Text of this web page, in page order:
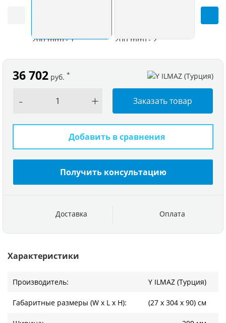
Характеристики
Производитель: Y ILMAZ (Турция)
Габаритные размеры (W x L x H): (27 х 304 х 90) см
36 702 руб. *
- + Заказать товар
Добавить в сравнения
Получить консультацию
Доставка Оплата